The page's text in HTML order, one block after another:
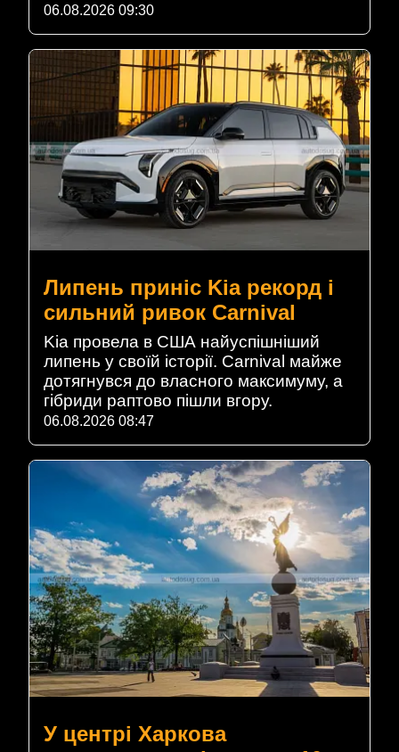
06.08.2026 09:30
Липень приніс Kia рекорд і
сильний ривок Carnival
Kia провела в США найуспішніший
липень у своїй історії. Carnival майже
дотягнувся до власного максимуму, а
гібриди раптово пішли вгору.
06.08.2026 08:47
У центрі Харкова